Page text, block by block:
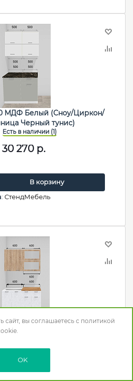
МДФ Белый (Сноу/Циркон/
Черный тунис)
30 270 р.
В корзину
: СтендМебель
Белый (Дуб сонома/Бетон
Дуб кера)
30 490
сайт, вы соглашаетесь с политикой
OK